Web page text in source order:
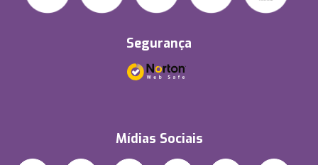
Segurança
Mídias Sociais